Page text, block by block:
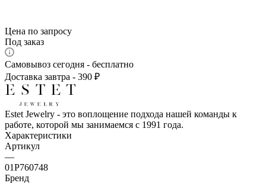
Цена по запросу
Под заказ
Самовывоз сегодня - бесплатно
Доставка завтра - 390 ₽
Estet Jewelry - это воплощение подхода нашей команды к
работе, которой мы занимаемся с 1991 года.
Характеристики
Артикул
—
01Р760748
Бренд